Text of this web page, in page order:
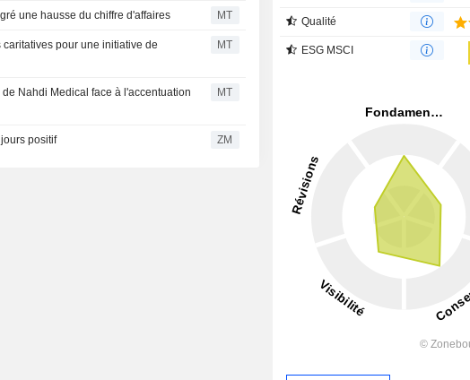
une hausse du chiffre d'affaires MT
pour une initiative de
MT
Nahdi Medical face à l'accentuation
MT
Citigroup toujours positif ZM
Qualité
ESG MSCI